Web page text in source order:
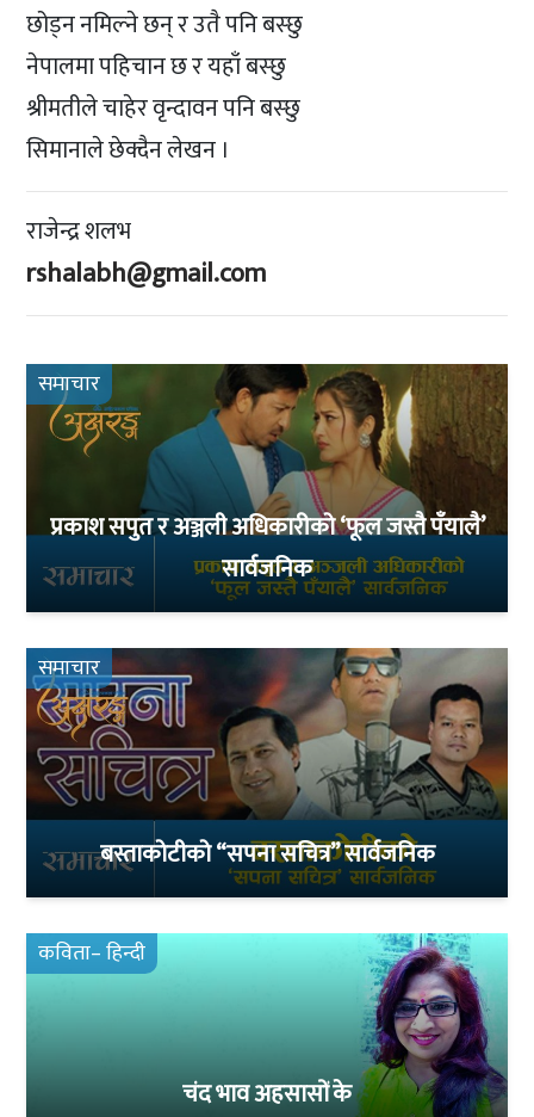
छोड्न नमिल्ने छन् र उतै पनि बस्छु
नेपालमा पहिचान छ र यहाँ बस्छु
श्रीमतीले चाहेर वृन्दावन पनि बस्छु
सिमानाले छेक्दैन लेखन ।
राजेन्द्र शलभ
rshalabh@gmail.com
समाचार
प्रकाश सपुत र अञ्जली अधिकारीको ‘फूल जस्तै पँयालै’
सार्वजनिक
समाचार
बस्ताकोटीको “सपना सचित्र” सार्वजनिक
कविता– हिन्दी
चंद भाव अहसासों के